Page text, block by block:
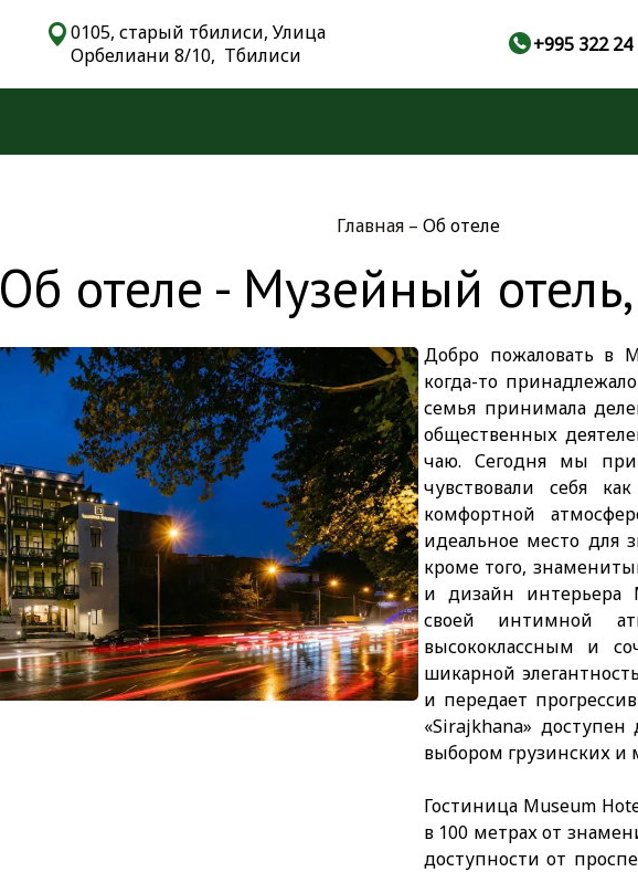
0105, старый тбилиси, Улица
Орбелиани 8/10, Тбилиси
+995 322 24
Главная – Об отеле
Об отеле - Музейный
Добро пожаловать в
когда-то
семья принимала
общественных
чаю. Сегодня мы
чувствовали себя
комфортной
идеальное место для
кроме того,
и дизайн интерьера
своей интимной
высококлассным и
шикарной
и передает
«Sirajkhana»
выбором грузинских
Гостиница Museum
в 100 метрах от
доступности от